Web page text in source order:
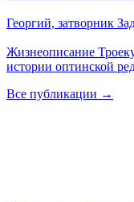
Георгий, затворник
Жизнеописание
истории оптинской
Все публикации →